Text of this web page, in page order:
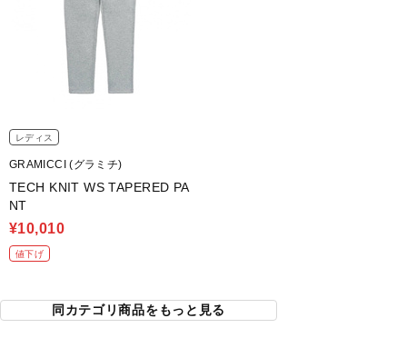
レディス
GRAMICCI (グラミチ)
TECH KNIT WS TAPERED PA
NT
¥10,010
値下げ
同カテゴリ商品をもっと見る